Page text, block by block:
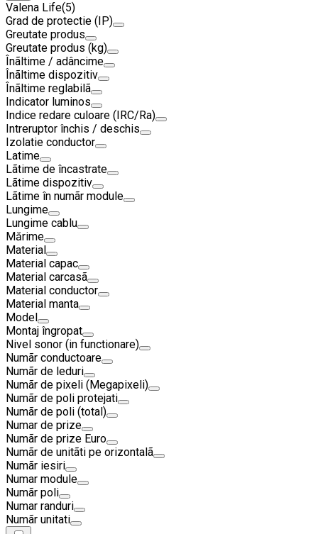
Valena Life(5)
Grad de protectie (IP)
Greutate produs
Greutate produs (kg)
Înãltime / adâncime
Înãltime dispozitiv
Înãltime reglabilã
Indicator luminos
Indice redare culoare (IRC/Ra)
Intreruptor închis / deschis
Izolatie conductor
Latime
Lãtime de încastrate
Lãtime dispozitiv
Lãtime în numãr module
Lungime
Lungime cablu
Mărime
Material
Material capac
Material carcasã
Material conductor
Material manta
Model
Montaj îngropat
Nivel sonor (in functionare)
Numãr conductoare
Numãr de leduri
Numãr de pixeli (Megapixeli)
Numãr de poli protejati
Numãr de poli (total)
Numar de prize
Numãr de prize Euro
Numãr de unitãti pe orizontalã
Numãr iesiri
Numar module
Numãr poli
Numar randuri
Numãr unitati